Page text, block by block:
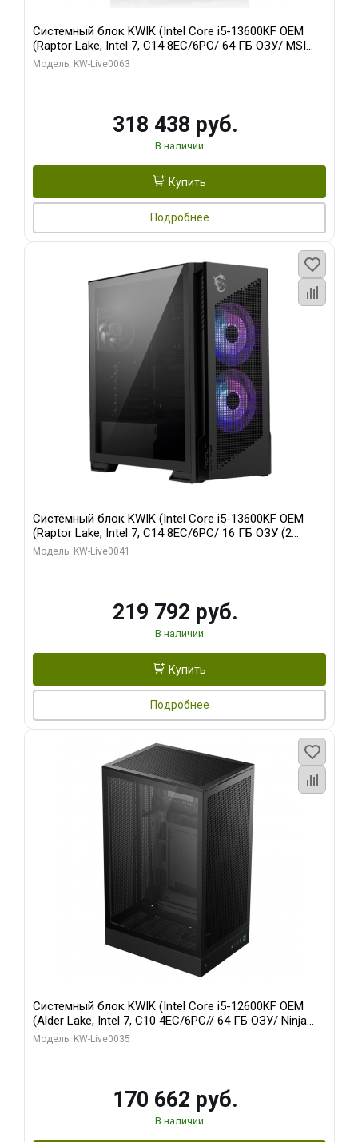
Системный блок KWIK (Intel Core i5-13600KF OEM
(Raptor Lake, Intel 7, C14 8EC/6PC/ 64 ГБ ОЗУ/ MSI
RTX5080 VENTUS 3X OC 16GB GDDR7 256bit 3xDP
Модель: KW-Live0063
318 438 руб.
В наличии
Купить
Подробнее
Системный блок KWIK (Intel Core i5-13600KF OEM
(Raptor Lake, Intel 7, C14 8EC/6PC/ 16 ГБ ОЗУ (2
модуля)/ Palit RTX5080 GAMINGPRO OC 16GB GDDR7
Модель: KW-Live0041
219 792 руб.
В наличии
Купить
Подробнее
Системный блок KWIK (Intel Core i5-12600KF OEM
(Alder Lake, Intel 7, C10 4EC/6PC// 64 ГБ ОЗУ/ Ninja
Sinotex GTX1650 4GB 128bit GDDR6 DVI DP HDMI 2/
Модель: KW-Live0035
170 662 руб.
В наличии